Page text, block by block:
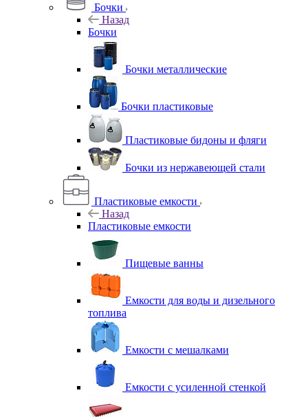
Бочки
Назад
Бочки
Бочки металлические
Бочки пластиковые
Пластиковые бидоны и фляги
Бочки из нержавеющей стали
Пластиковые емкости
Назад
Пластиковые емкости
Пищевые ванны
Емкости для воды и дизельного
топлива
Емкости с мешалками
Емкости с усиленной стенкой